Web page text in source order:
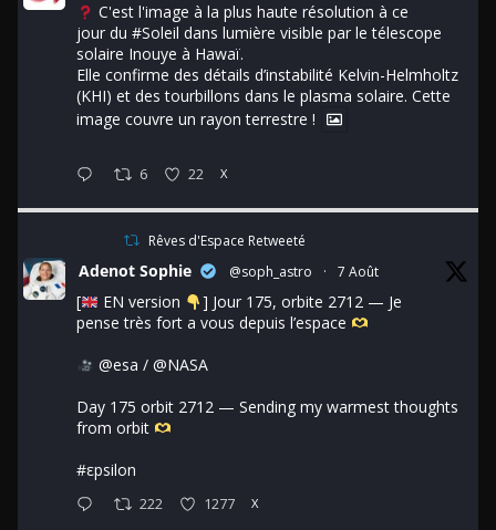
C'est l'image à la plus haute résolution à ce
jour du #Soleil dans lumière visible par le télescope
solaire Inouye à Hawaï.
Elle confirme des détails d’instabilité Kelvin-Helmholtz
(KHI) et des tourbillons dans le plasma solaire. Cette
image couvre un rayon terrestre !
6 22 X
Rêves d'Espace Retweeté
Adenot Sophie @soph_astro · 7 Août
[ EN version
] Jour 175, orbite 2712 — Je
pense très fort a vous depuis l’espace
@esa / @NASA
Day 175 orbit 2712 — Sending my warmest thoughts
from orbit
#εpsilon
222 1277 X